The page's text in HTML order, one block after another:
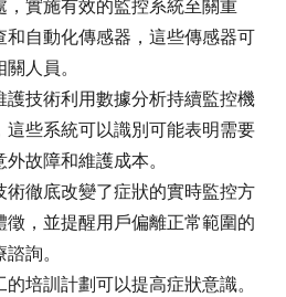
實施有效的監控系統至關重
自動化傳感器，這些傳感器可
人員。
技術利用數據分析持續監控機
些系統可以識別可能表明需要
故障和維護成本。
徹底改變了症狀的實時監控方
，並提醒用戶偏離正常範圍的
詢。
培訓計劃可以提高症狀意識。